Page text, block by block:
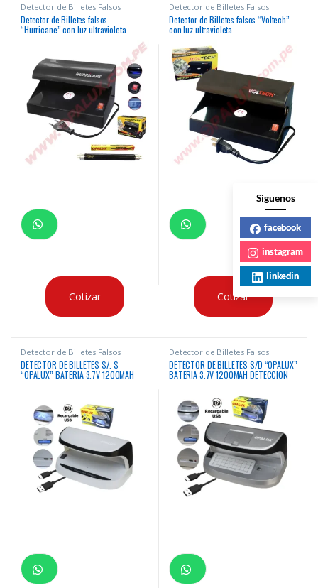
Detector de Billetes Falsos
Detector de Billetes falsos
“Hurricane” con luz ultravioleta
Cotizar
Detector de Billetes Falsos
Detector de Billetes falsos “Voltech”
con luz ultravioleta
Cotizar
Detector de Billetes Falsos
DETECTOR DE BILLETES S/. S
“OPALUX” BATERIA 3.7V 1200MAH
Detector de Billetes Falsos
DETECTOR DE BILLETES S/D “OPALUX”
BATERIA 3.7V 1200MAH DETECCION
Siguenos
facebook
instagram
linkedin